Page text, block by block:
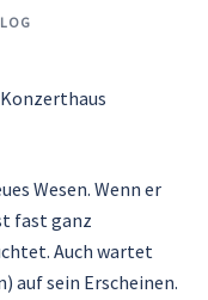
Wesen. Wenn er
fast ganz
Auch wartet
auf sein Erscheinen.